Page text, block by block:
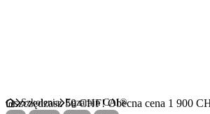
Oszczędzasz 50 CHF! Obecna cena 1 900
Szkolenia Egzamin CAI®